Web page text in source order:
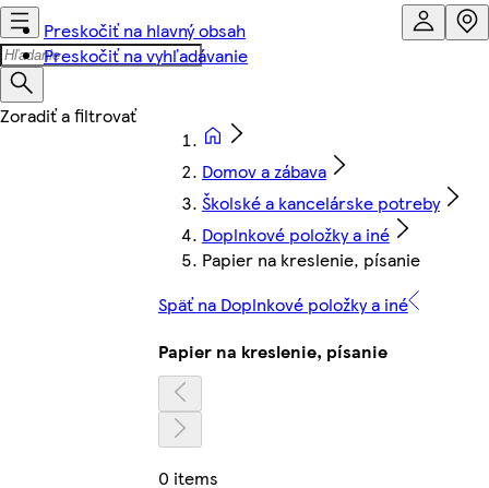
Preskočiť na hlavný obsah
Preskočiť na vyhľadávanie
Domov a zábava
Školské a kancelárske potreby
Doplnkové položky a iné
Papier na kreslenie, písanie
Späť na Doplnkové položky a iné
Papier na kreslenie, písanie
0 items